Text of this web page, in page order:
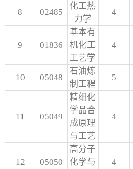
8 02485
化工热
力学
4
9 01836
基本有
机化工
工艺学
4
10 05048
石油炼
制工程
5
11 05049
精细化
学品合
成原理
与工艺
4
12 05050
高分子
化学与
4